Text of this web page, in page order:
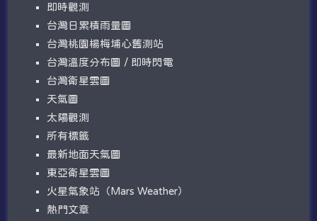
即時觀測
台灣日累積雨量圖
台灣桃園楊梅埔心舊測站
台灣溫度分布圖 / 即時閃電
台灣衛星雲圖
天氣圖
太陽觀測
所有標籤
最新地面天氣圖
東亞衛星雲圖
火星氣象站（Mars Weather）
熱門文章